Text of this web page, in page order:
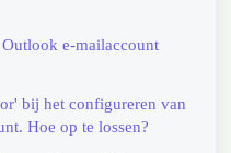
e-mailaccount
bij het configureren van
Hoe op te lossen?